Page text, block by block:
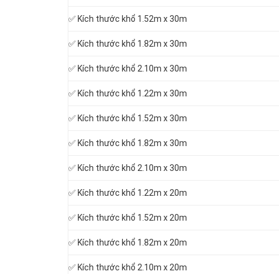
✅ Kích thước khổ 1.52m x 30m
✅ Kích thước khổ 1.82m x 30m
✅ Kích thước khổ 2.10m x 30m
✅ Kích thước khổ 1.22m x 30m
✅ Kích thước khổ 1.52m x 30m
✅ Kích thước khổ 1.82m x 30m
✅ Kích thước khổ 2.10m x 30m
✅ Kích thước khổ 1.22m x 20m
✅ Kích thước khổ 1.52m x 20m
✅ Kích thước khổ 1.82m x 20m
✅ Kích thước khổ 2.10m x 20m